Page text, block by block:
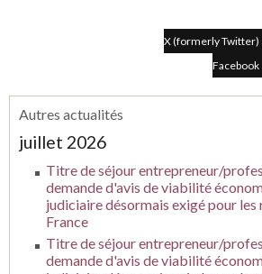
X (formerly Twitter)
Autres actualités
juillet 2026
Titre de séjour entrepreneur/
demande d'avis de viabilité
judiciaire désormais exigé pour les
France
Titre de séjour entrepreneur/
demande d'avis de viabilité